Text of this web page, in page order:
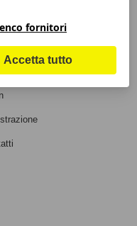
fornitori
Accetta tutto